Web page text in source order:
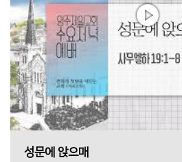
성문에 앉으매